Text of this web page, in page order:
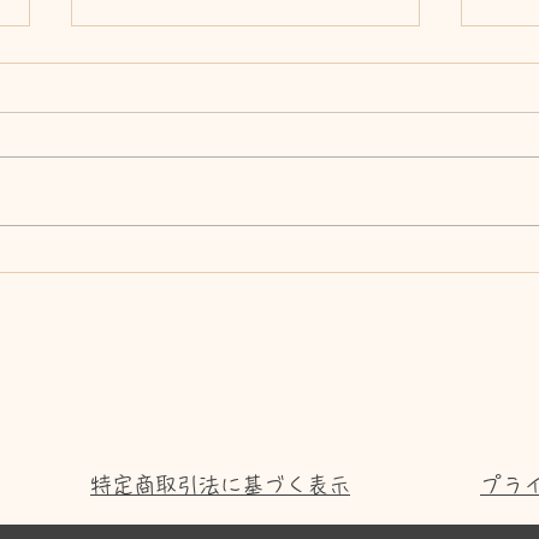
たつかわ山の幸物産展
特定商取引法に基づく表示 プラ